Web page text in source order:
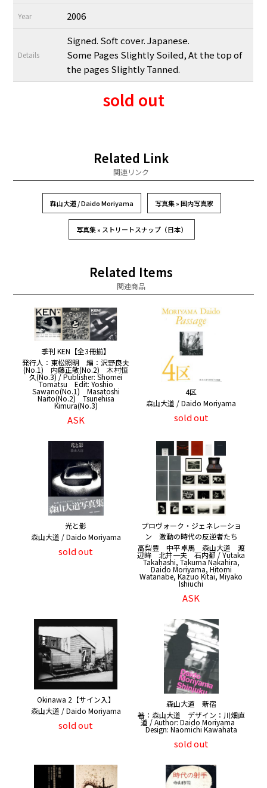
Year 2006
Details
Signed. Soft cover. Japanese.
Some Pages Slightly Soiled, At the top of
the pages Slightly Tanned.
sold out
Related Link
関連リンク
森山大道 / Daido Moriyama 写真集 » 国内写真家
写真集 » ストリートスナップ（日本）
Related Items
関連商品
季刊 KEN【全3冊揃】
発行人：東松照明 編：沢野良夫
(No.1) 内藤正敏(No.2) 木村恒
久(No.3) / Publisher: Shomei
Tomatsu Edit: Yoshio
Sawano(No.1) Masatoshi
Naito(No.2) Tsunehisa
Kimura(No.3)
ASK
4区
森山大道 / Daido Moriyama
sold out
光と影
森山大道 / Daido Moriyama
sold out
プロヴォーク・ジェネレーショ
ン 激動の時代の反逆者たち
高梨豊 中平卓馬 森山大道 渡
辺眸 北井一夫 石内都 / Yutaka
Takahashi, Takuma Nakahira,
Daido Moriyama, Hitomi
Watanabe, Kazuo Kitai, Miyako
Ishiuchi
ASK
Okinawa 2【サイン入】
森山大道 / Daido Moriyama
sold out
森山大道 新宿
著：森山大道 デザイン：川畑直
道 / Author: Daido Moriyama
Design: Naomichi Kawahata
sold out